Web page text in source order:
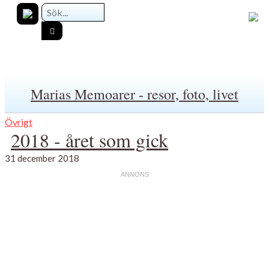
Marias Memoarer - resor, foto, livet
Övrigt
2018 - året som gick
31 december 2018